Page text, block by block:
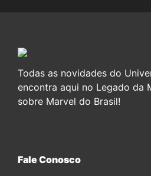
Todas as novidades do
encontra aqui no Legado da
sobre Marvel do Brasil!
Fale Conosco